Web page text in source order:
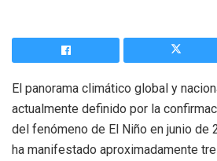
El panorama climático global y
actualmente definido por la
del fenómeno de El Niño en junio de
ha manifestado aproximadamente